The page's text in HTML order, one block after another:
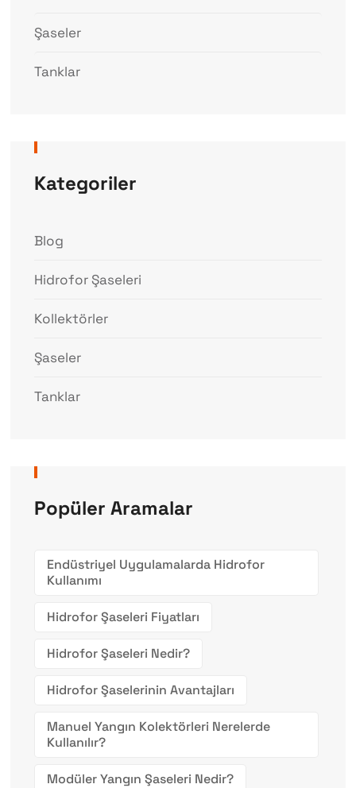
Şaseler
Tanklar
Kategoriler
Blog
Hidrofor Şaseleri
Kollektörler
Şaseler
Tanklar
Popüler Aramalar
Endüstriyel Uygulamalarda Hidrofor
Kullanımı
Hidrofor Şaseleri Fiyatları
Hidrofor Şaseleri Nedir?
Hidrofor Şaselerinin Avantajları
Manuel Yangın Kolektörleri Nerelerde
Kullanılır?
Modüler Yangın Şaseleri Nedir?